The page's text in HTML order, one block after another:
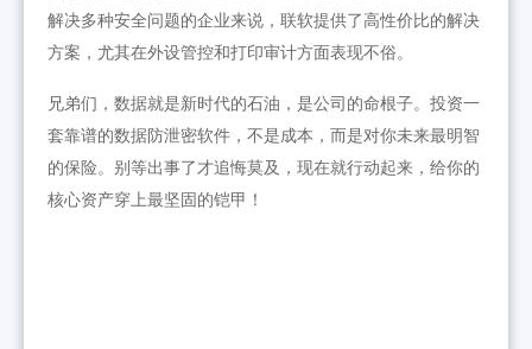
解决多种安全问题的企业来说，联软提供了高性价比的解决
方案，尤其在外设管控和打印审计方面表现不俗。
兄弟们，数据就是新时代的石油，是公司的命根子。投资一
套靠谱的数据防泄密软件，不是成本，而是对你未来最明智
的保险。别等出事了才追悔莫及，现在就行动起来，给你的
核心资产穿上最坚固的铠甲！